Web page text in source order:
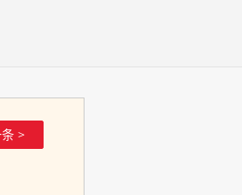
>